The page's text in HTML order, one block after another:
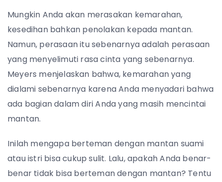
Mungkin Anda akan merasakan kemarahan,
kesedihan bahkan penolakan kepada mantan.
Namun, perasaan itu sebenarnya adalah perasaan
yang menyelimuti rasa cinta yang sebenarnya.
Meyers menjelaskan bahwa, kemarahan yang
dialami sebenarnya karena Anda menyadari bahwa
ada bagian dalam diri Anda yang masih mencintai
mantan.
Inilah mengapa berteman dengan mantan suami
atau istri bisa cukup sulit. Lalu, apakah Anda benar-
benar tidak bisa berteman dengan mantan? Tentu